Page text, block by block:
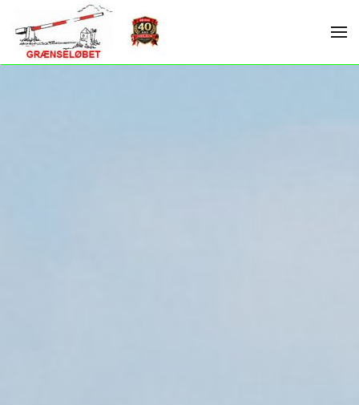
Skip to main content